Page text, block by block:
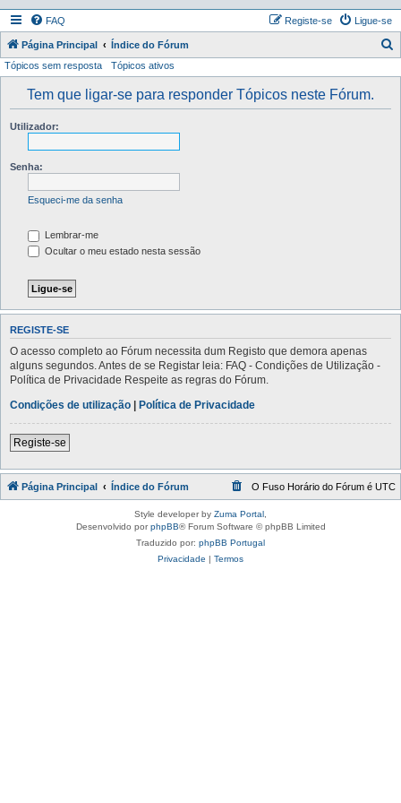
FAQ Ligue-se
Registe-se
Página Principal Índice do Fórum
Tópicos sem resposta Tópicos ativos
Tem que ligar-se para responder Tópicos neste Fórum.
Utilizador:
Senha:
Esqueci-me da senha
Lembrar-me
Ocultar o meu estado nesta sessão
REGISTE-SE
O acesso completo ao Fórum necessita dum Registo que demora apenas
alguns segundos. Antes de se Registar leia: FAQ - Condições de Utilização -
Política de Privacidade Respeite as regras do Fórum.
Condições de utilização | Política de Privacidade
Registe-se
Página Principal Índice do Fórum O Fuso Horário do Fórum é UTC
Style developer by Zuma Portal
Desenvolvido porphpBB® Forum Software © phpBB Limited
Traduzido por: phpBB Portugal
Privacidade | Termos